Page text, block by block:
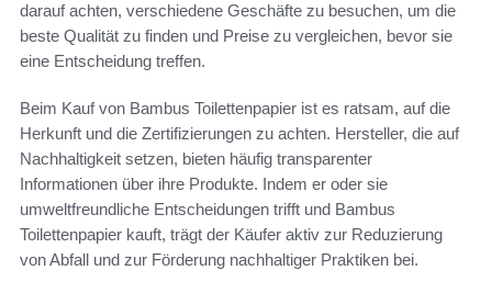
darauf achten, verschiedene Geschäfte zu besuchen, um die
beste Qualität zu finden und Preise zu vergleichen, bevor sie
eine Entscheidung treffen.
Beim Kauf von Bambus Toilettenpapier ist es ratsam, auf die
Herkunft und die Zertifizierungen zu achten. Hersteller, die auf
Nachhaltigkeit setzen, bieten häufig transparenter
Informationen über ihre Produkte. Indem er oder sie
umweltfreundliche Entscheidungen trifft und Bambus
Toilettenpapier kauft, trägt der Käufer aktiv zur Reduzierung
von Abfall und zur Förderung nachhaltiger Praktiken bei.